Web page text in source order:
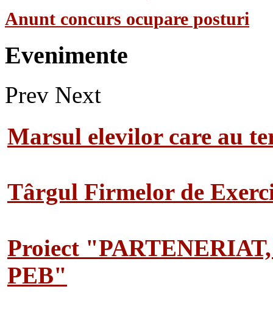
Anunt concurs ocupare posturi
Evenimente
Prev Next
Marsul elevilor care au
Târgul Firmelor de
Proiect
PEB"